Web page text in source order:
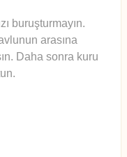
buruşturmayın.
arasına
Daha sonra kuru